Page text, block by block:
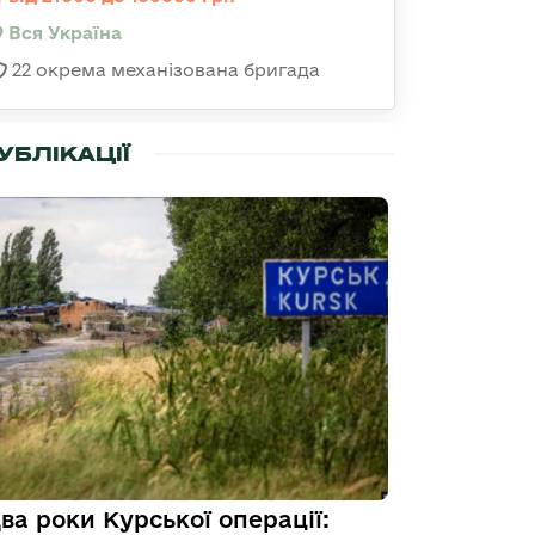
Вся Україна
22 окрема механізована бригада
роки Курської операції: